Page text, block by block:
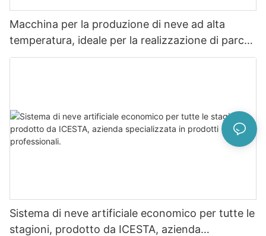
Macchina per la produzione di neve ad alta
temperatura, ideale per la realizzazione di parchi
a tema sulla neve al coperto.
Sistema di neve artificiale economico per tutte le
stagioni, prodotto da ICESTA, azienda